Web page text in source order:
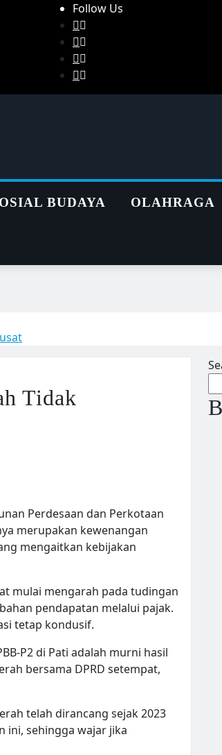
Follow Us
BUDAYA OLAHRAGA
Tidak
Perdesaan dan Perkotaan
merupakan kewenangan
mengaitkan kebijakan
mulai mengarah pada tudingan
pendapatan melalui pajak.
tetap kondusif.
P2 di Pati adalah murni hasil
bersama DPRD setempat,
telah dirancang sejak 2023
ini, sehingga wajar jika